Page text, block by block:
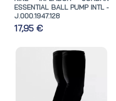
ESSENTIAL BALL PUMP INTL -
J.000.1947.128
17,95 €